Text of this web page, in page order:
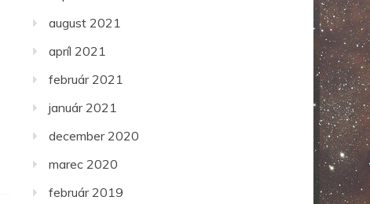
august 2021
apríl 2021
február 2021
január 2021
december 2020
marec 2020
február 2019